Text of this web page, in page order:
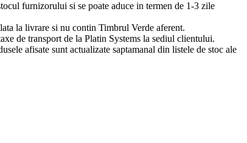
furnizorului si se poate aduce in termen de 1-3 zile
la livrare si nu contin Timbrul Verde aferent.
de transport de la Platin Systems la sediul clientului.
afisate sunt actualizate saptamanal din listele de stoc ale